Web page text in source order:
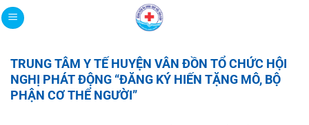
Bỏ
qua
dung
TRUNG TÂM Y TẾ HUYỆN VÂN ĐỒN TỔ CHỨC HỘI
NGHỊ PHÁT ĐỘNG “ĐĂNG KÝ HIẾN TẶNG MÔ, BỘ
PHẬN CƠ THỂ NGƯỜI”